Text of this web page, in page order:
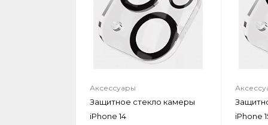
Аксессуары
Защитное стекло камеры
iPhone 14
iPhone